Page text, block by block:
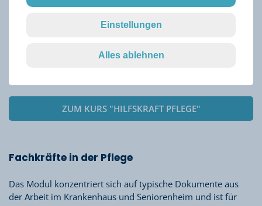
ambulanten Pflege in den Blick und eignet sich ab
ZUM KURS "HILFSKRAFT PFLEGE"
Fachkräfte in der Pflege
Das Modul konzentriert sich auf typische Dokumente aus
der Arbeit im Krankenhaus und Seniorenheim und ist für
Einstellungen
Alles ablehnen